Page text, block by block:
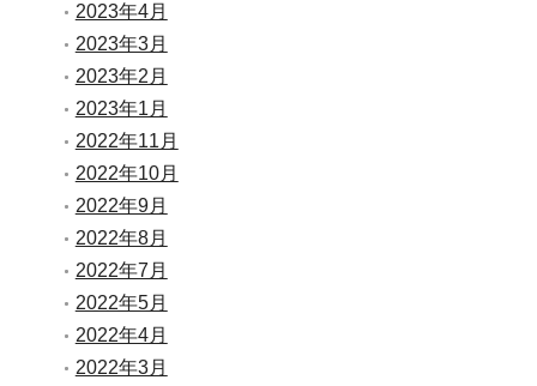
2023年4月
2023年3月
2023年2月
2023年1月
2022年11月
2022年10月
2022年9月
2022年8月
2022年7月
2022年5月
2022年4月
2022年3月